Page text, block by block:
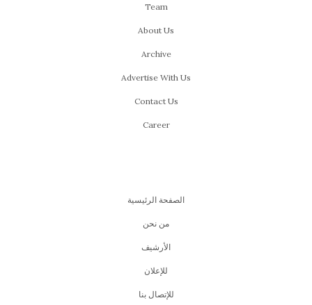
Team
About Us
Archive
Advertise With Us
Contact Us
Career
الصفحة الرئيسية
من نحن
اﻷرشيف
للإعلان
للإتصال بنا